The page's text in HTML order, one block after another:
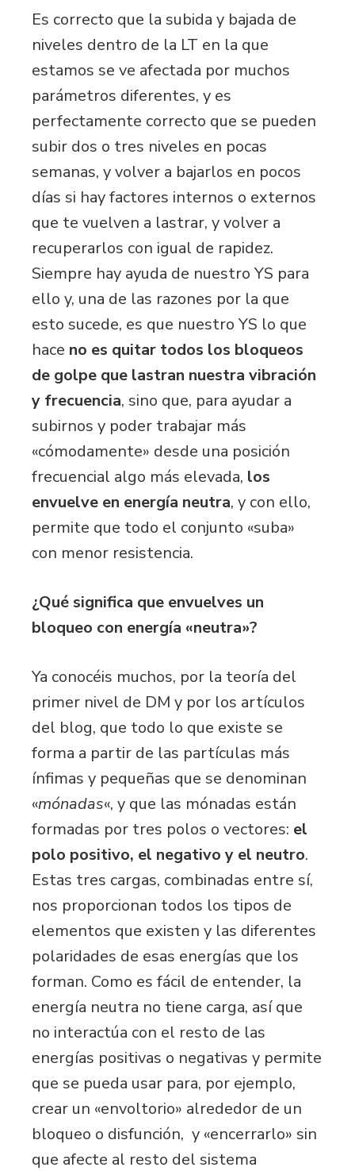
Es correcto que la subida y bajada de
niveles dentro de la LT en la que
estamos se ve afectada por muchos
parámetros diferentes, y es
perfectamente correcto que se pueden
subir dos o tres niveles en pocas
semanas, y volver a bajarlos en pocos
días si hay factores internos o externos
que te vuelven a lastrar, y volver a
recuperarlos con igual de rapidez.
Siempre hay ayuda de nuestro YS para
ello y, una de las razones por la que
esto sucede, es que nuestro YS lo que
hace no es quitar todos los bloqueos
de golpe que lastran nuestra vibración
y frecuencia, sino que, para ayudar a
subirnos y poder trabajar más
«cómodamente» desde una posición
frecuencial algo más elevada, los
envuelve en energía neutra, y con ello,
permite que todo el conjunto «suba»
con menor resistencia.
¿Qué significa que envuelves un
bloqueo con energía «neutra»?
Ya conocéis muchos, por la teoría del
primer nivel de DM y por los artículos
del blog, que todo lo que existe se
forma a partir de las partículas más
ínfimas y pequeñas que se denominan
«mónadas«, y que las mónadas están
formadas por tres polos o vectores: el
polo positivo, el negativo y el neutro.
Estas tres cargas, combinadas entre sí,
nos proporcionan todos los tipos de
elementos que existen y las diferentes
polaridades de esas energías que los
forman. Como es fácil de entender, la
energía neutra no tiene carga, así que
no interactúa con el resto de las
energías positivas o negativas y permite
que se pueda usar para, por ejemplo,
crear un «envoltorio» alrededor de un
bloqueo o disfunción, y «encerrarlo» sin
que afecte al resto del sistema